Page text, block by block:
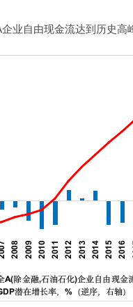
业自由现金流达到历史高